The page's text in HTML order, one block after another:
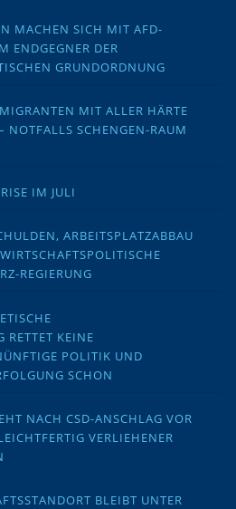
MACHEN SICH MIT AFD-
ENDGEGNER DER
GRUNDORDNUNG
MIT ALLER HÄRTE
NOTFALLS SCHENGEN-RAUM
IM JULI
ARBEITSPLATZABBAU
REGIERUNG
RETTET KEINE
POLITIK UND
SCHON
NACH CSD-ANSCHLAG VOR
VERLIEHENER
BLEIBT UNTER